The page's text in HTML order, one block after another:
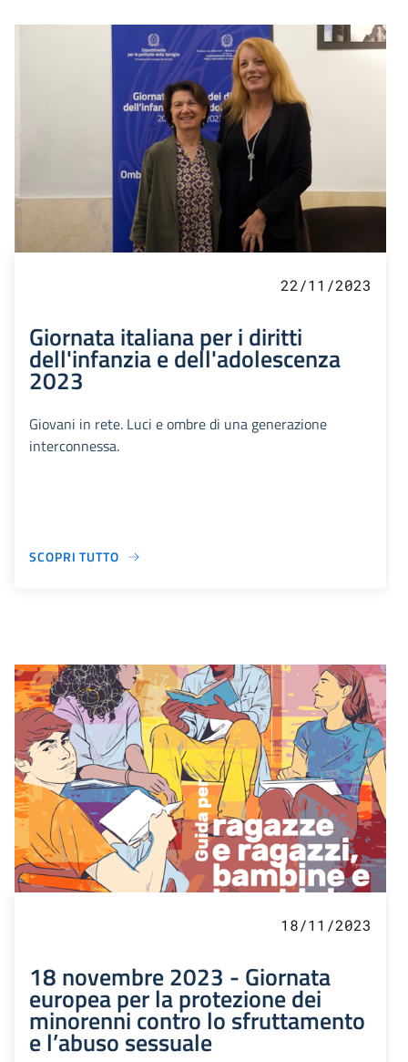
22/11/2023
Giornata italiana per i diritti
dell'infanzia e dell'adolescenza
2023
Giovani in rete. Luci e ombre di una generazione
interconnessa.
SCOPRI TUTTO
18/11/2023
18 novembre 2023 - Giornata
europea per la protezione dei
minorenni contro lo sfruttamento
e l’abuso sessuale